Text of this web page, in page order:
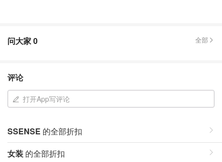
问大家0 全部
评论
打开App写评论
SSENSE 的全部折扣
女装 的全部折扣